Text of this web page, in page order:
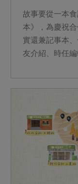
故事要從一本
本》，為慶祝
實還兼記事本
友介紹、時任